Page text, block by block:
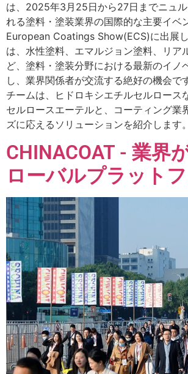
は、2025年3月25日から27日までニュ
れる塗料・塗装業界の国際的な主要イベ
European Coatings Show(ECS)に出展
は、水性塗料、エマルジョン塗料、リア
ど、塗料・塗装分野における最新のイノ
し、業界関係者が交流する絶好の機会で
チームは、ヒドロキシエチルセルロース
セルロースエーテルと、コーティング業
ズに応えるソリューションを紹介します
CHINACOAT - 業界
ローバルプラットフ